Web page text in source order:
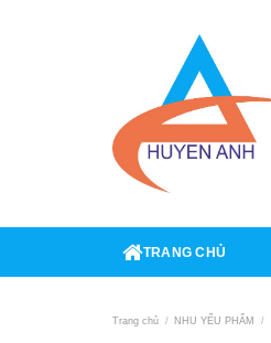
TRANG CHỦ
Trang chủ / NHU YẾU PHẨM /